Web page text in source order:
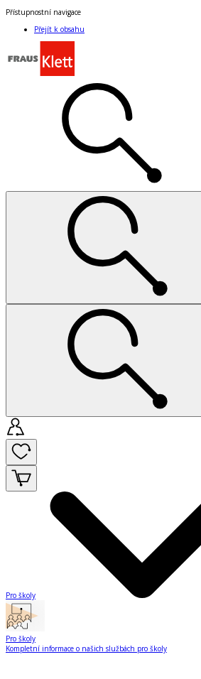
Přístupnostní navigace
Přejít k obsahu
Pro školy
Pro školy
Kompletní informace o našich službách pro školy